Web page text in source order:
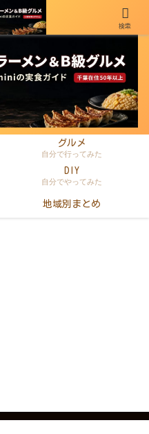
中華・B級グルメを本音レビュー
グルメ
自分で行ってみた
DIY
自分でやってみた
地域別まとめ
検索